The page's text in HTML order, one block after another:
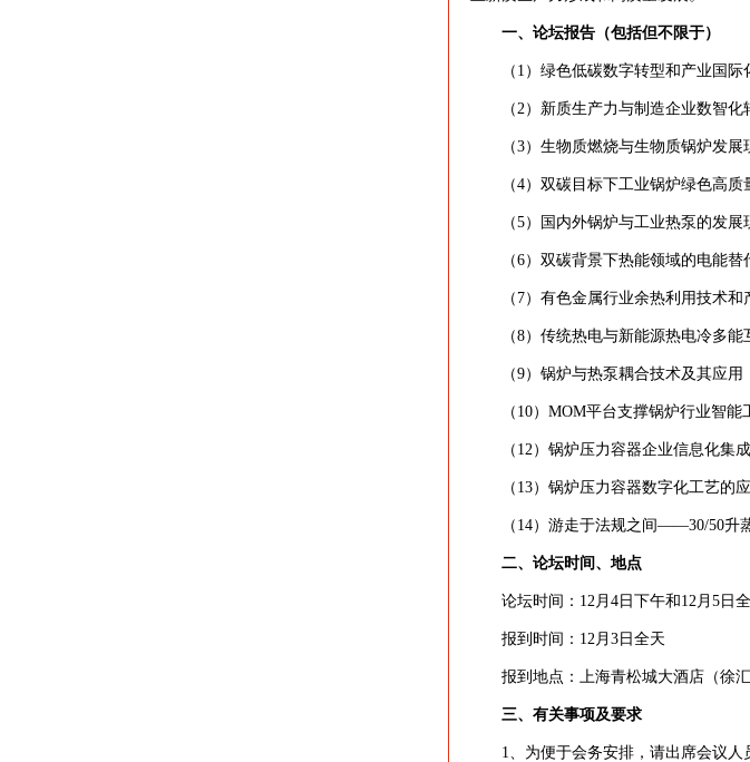
一、论坛报告（包括但不限于）
（1）绿色低碳数字转型和产业国际
（2）新质生产力与制造企业数智化
（3）生物质燃烧与生物质锅炉发展
（4）双碳目标下工业锅炉绿色高
（5）国内外锅炉与工业热泵的发展
（6）双碳背景下热能领域的电能
（7）有色金属行业余热利用技术
（8）传统热电与新能源热电冷多
（9）锅炉与热泵耦合技术及其应用
（10）MOM平台支撑锅炉行业智能
（12）锅炉压力容器企业信息化集
（13）锅炉压力容器数字化工艺的
（14）游走于法规之间——30/50升
二、论坛时间、地点
论坛时间：12月4日下午和12月5日
报到时间：12月3日全天
报到地点：上海青松城大酒店（徐
三、有关事项及要求
1、为便于会务安排，请出席会议人